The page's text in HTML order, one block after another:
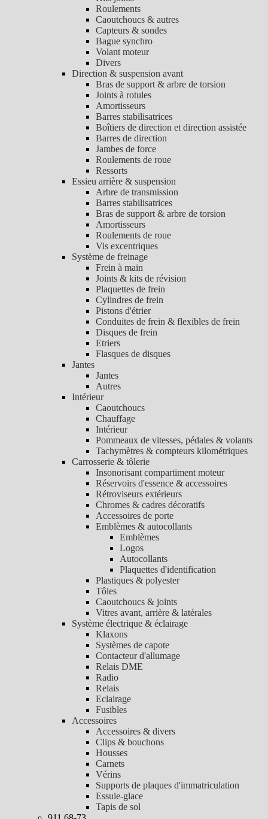
Roulements
Caoutchoucs & autres
Capteurs & sondes
Bague synchro
Volant moteur
Divers
Direction & suspension avant
Bras de support & arbre de torsion
Joints à rotules
Amortisseurs
Barres stabilisatrices
Boîtiers de direction et direction assistée
Barres de direction
Jambes de force
Roulements de roue
Ressorts
Essieu arrière & suspension
Arbre de transmission
Barres stabilisatrices
Bras de support & arbre de torsion
Amortisseurs
Roulements de roue
Vis excentriques
Système de freinage
Frein à main
Joints & kits de révision
Plaquettes de frein
Cylindres de frein
Pistons d'étrier
Conduites de frein & flexibles de frein
Disques de frein
Etriers
Flasques de disques
Jantes
Jantes
Autres
Intérieur
Caoutchoucs
Chauffage
Intérieur
Pommeaux de vitesses, pédales & volants
Tachymètres & compteurs kilométriques
Carrosserie & tôlerie
Insonorisant compartiment moteur
Réservoirs d'essence & accessoires
Rétroviseurs extérieurs
Chromes & cadres décoratifs
Accessoires de porte
Emblèmes & autocollants
Emblèmes
Logos
Autocollants
Plaquettes d'identification
Plastiques & polyester
Tôles
Caoutchoucs & joints
Vitres avant, arrière & latérales
Système électrique & éclairage
Klaxons
Systèmes de capote
Contacteur d'allumage
Relais DME
Radio
Relais
Eclairage
Fusibles
Accessoires
Accessoires & divers
Clips & bouchons
Housses
Carnets
Vérins
Supports de plaques d'immatriculation
Essuie-glace
Tapis de sol